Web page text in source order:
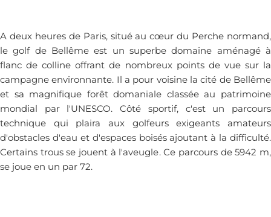
A deux heures de Paris, situé au cœur du Perche normand,
le golf de Bellême est un superbe domaine aménagé à
flanc de colline offrant de nombreux points de vue sur la
campagne environnante. Il a pour voisine la cité de Bellême
et sa magnifique forêt domaniale classée au patrimoine
mondial par l'UNESCO. Côté sportif, c'est un parcours
technique qui plaira aux golfeurs exigeants amateurs
d'obstacles d'eau et d'espaces boisés ajoutant à la difficulté.
Certains trous se jouent à l'aveugle. Ce parcours de 5942 m,
se joue en un par 72.